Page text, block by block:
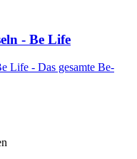
- Be Life